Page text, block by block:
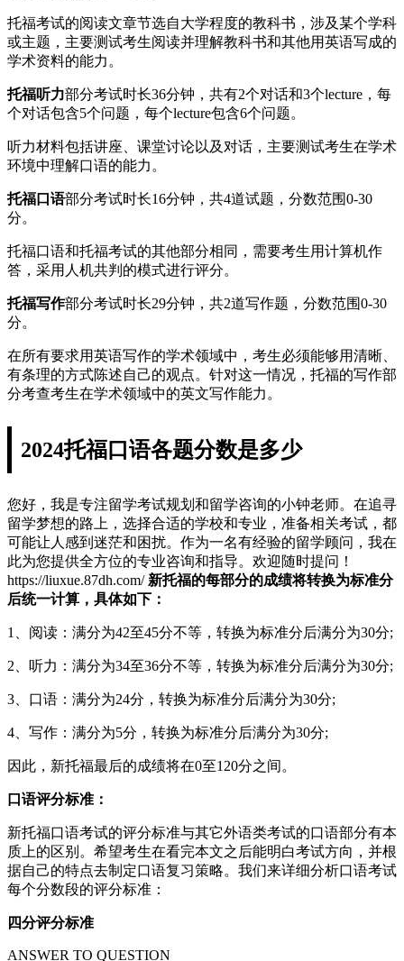
托福考试的阅读文章节选自大学程度的教科书，涉及某个学科
或主题，主要测试考生阅读并理解教科书和其他用英语写成的
学术资料的能力。
托福听力部分考试时长36分钟，共有2个对话和3个lecture，每
个对话包含5个问题，每个lecture包含6个问题。
听力材料包括讲座、课堂讨论以及对话，主要测试考生在学术
环境中理解口语的能力。
托福口语部分考试时长16分钟，共4道试题，分数范围0-30
分。
托福口语和托福考试的其他部分相同，需要考生用计算机作
答，采用人机共判的模式进行评分。
托福写作部分考试时长29分钟，共2道写作题，分数范围0-30
分。
在所有要求用英语写作的学术领域中，考生必须能够用清晰、
有条理的方式陈述自己的观点。针对这一情况，托福的写作部
分考查考生在学术领域中的英文写作能力。
2024托福口语各题分数是多少
您好，我是专注留学考试规划和留学咨询的小钟老师。在追寻
留学梦想的路上，选择合适的学校和专业，准备相关考试，都
可能让人感到迷茫和困扰。作为一名有经验的留学顾问，我在
此为您提供全方位的专业咨询和指导。欢迎随时提问！
https://liuxue.87dh.com/ 新托福的每部分的成绩将转换为标准分
后统一计算，具体如下：
1、阅读：满分为42至45分不等，转换为标准分后满分为30分;
2、听力：满分为34至36分不等，转换为标准分后满分为30分;
3、口语：满分为24分，转换为标准分后满分为30分;
4、写作：满分为5分，转换为标准分后满分为30分;
因此，新托福最后的成绩将在0至120分之间。
口语评分标准：
新托福口语考试的评分标准与其它外语类考试的口语部分有本
质上的区别。希望考生在看完本文之后能明白考试方向，并根
据自己的特点去制定口语复习策略。我们来详细分析口语考试
每个分数段的评分标准：
四分评分标准
ANSWER TO QUESTION